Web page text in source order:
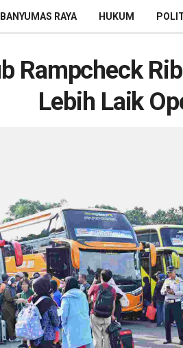
BANYUMAS RAYA HUKUM
Rampcheck
Lebih Laik